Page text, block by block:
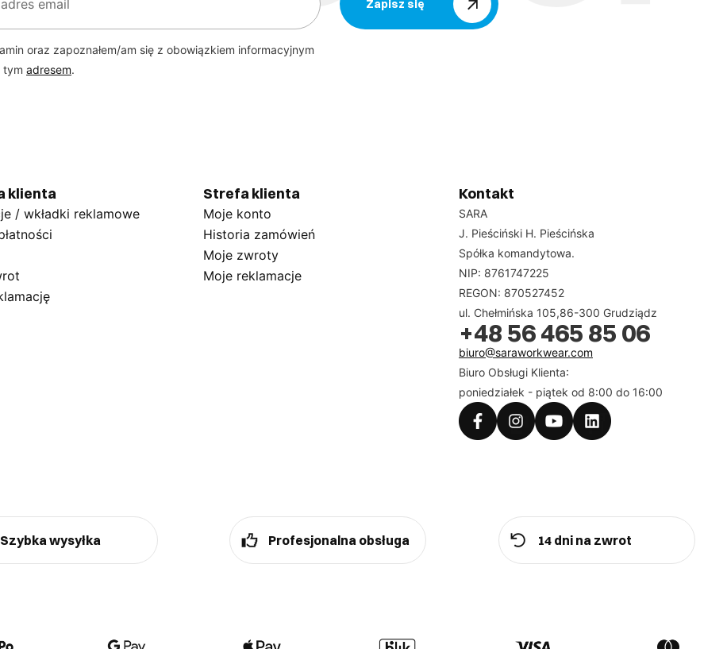
Zapisz się
oraz zapoznałem/am się z obowiązkiem informacyjnym
tym adresem.
klienta
/ wkładki reklamowe
Strefa klienta
Moje konto
Historia zamówień
Moje zwroty
Moje reklamacje
Kontakt
SARA
J. Pieściński H. Pieścińska
Spółka komandytowa.
NIP: 8761747225
REGON: 870527452
ul. Chełmińska 105,86-300 Grudziądz
+48 56 465 85 06
biuro@saraworkwear.com
Biuro Obsługi Klienta:
poniedziałek - piątek od 8:00 do 16:00
Szybka wysyłka Profesjonalna obsługa 14 dni na zwrot